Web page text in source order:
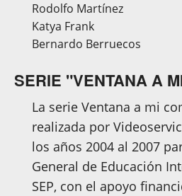
Rodolfo Martínez
Katya Frank
Bernardo Berruecos
SERIE "VENTANA A
La serie Ventana a mi
realizada por
los años 2004 al 2007
General de Educación
SEP, con el apoyo